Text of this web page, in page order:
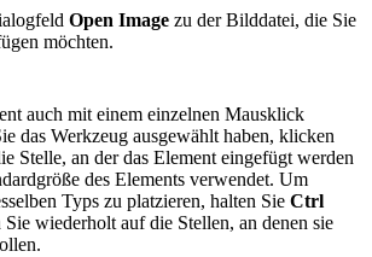
Open Image zu der Bilddatei, die Sie
möchten.
auch mit einem einzelnen Mausklick
das Werkzeug ausgewählt haben, klicken
Stelle, an der das Element eingefügt werden
des Elements verwendet. Um
Typs zu platzieren, halten Sie Ctrl
wiederholt auf die Stellen, an denen sie